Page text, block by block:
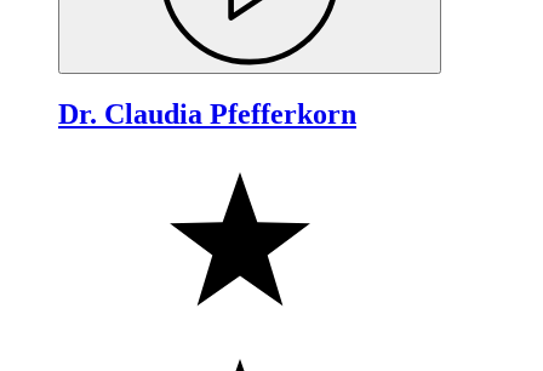
Dr. Claudia Pfefferkorn